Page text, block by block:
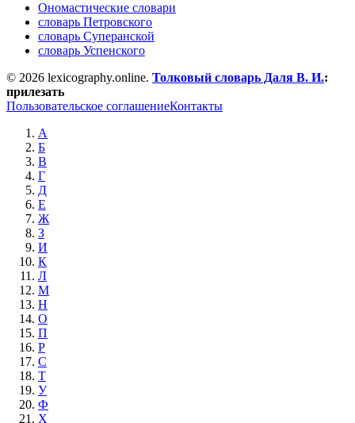
Ономастические словари
словарь Петровского
словарь Суперанской
словарь Успенского
© 2026 lexicography.online. Толковый словарь Даля В. И.:
прилезать
Пользовательское соглашениеКонтакты
А
Б
В
Г
Д
Е
Ж
З
И
К
Л
М
Н
О
П
Р
С
Т
У
Ф
Х